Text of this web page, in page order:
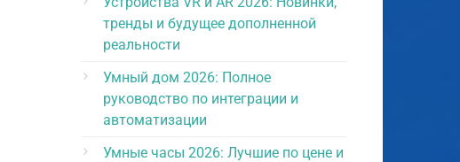
тренды и будущее дополненной
реальности
Умный дом 2026: Полное
руководство по интеграции и
автоматизации
Умные часы 2026: Лучшие по цене и